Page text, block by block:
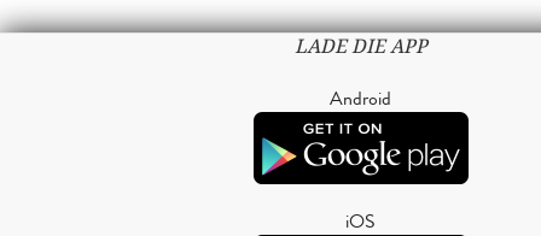
LADE DIE APP
Android
iOS